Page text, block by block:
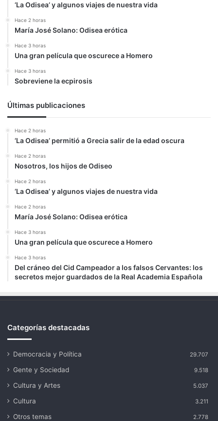
‘La Odisea’ y algunos viajes de nuestra vida
Hace 2 horas
María José Solano: Odisea erótica
Hace 3 horas
Una gran película que oscurece a Homero
Hace 3 horas
Sobreviene la ecpirosis
Últimas publicaciones
Hace 2 horas
‘La Odisea’ permitió a Grecia salir de la edad oscura
Hace 2 horas
Nosotros, los hijos de Odiseo
Hace 2 horas
‘La Odisea’ y algunos viajes de nuestra vida
Hace 2 horas
María José Solano: Odisea erótica
Hace 3 horas
Una gran película que oscurece a Homero
Hace 3 horas
Del cráneo del Cid Campeador a los falsos Cervantes: los
secretos mejor guardados de la Real Academia Española
Categorías destacadas
Democracia y Política 29.707
Gente y Sociedad 9.518
Cultura y Artes 5.037
Cultura 3.211
Otros temas 2.778